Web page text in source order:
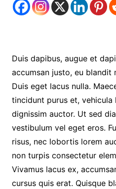
Duis dapibus, augue et
accumsan justo, eu blandit
Duis eget lacus nulla.
tincidunt purus et, vehicula
dignissim auctor. Ut sed
vestibulum vel eget eros.
risus, nec lobortis lorem
non turpis consectetur
Vivamus lacus ex,
cursus quis erat. Quisque